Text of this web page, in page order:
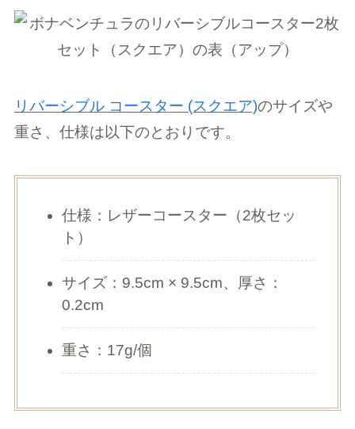
リバーシブル コースター (スクエア)のサイズや
重さ、仕様は以下のとおりです。
仕様：レザーコースター（2枚セッ
ト）
サイズ：9.5cm × 9.5cm、厚さ：
0.2cm
重さ：17g/個